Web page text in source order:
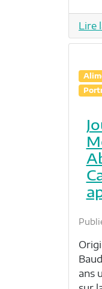
Lire
ans